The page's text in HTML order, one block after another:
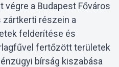
a Budapest Főváros
zártkerti részein a
felderítése és
fertőzött területek
bírság kiszabása